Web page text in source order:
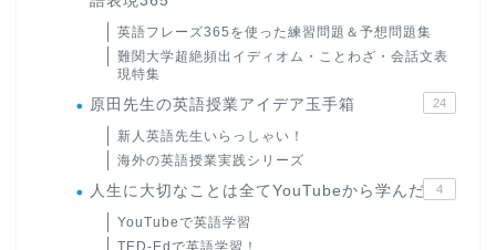
英語フレーズ365を使った練習問題＆予想問題集
難関大学超絶頻出イディオム・ことわざ・会話文表
現特集
原田先生の英語授業アイデア玉手箱 24
新人英語先生いらっしゃい！
海外の英語授業実践シリーズ
人生に大切なことは全てYouTubeから学んだ 4
YouTubeで英語学習